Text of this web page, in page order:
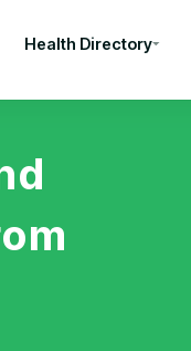
Health Directory